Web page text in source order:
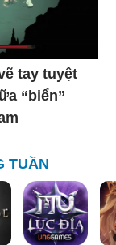
tay tuyệt
“biển”
TUẦN